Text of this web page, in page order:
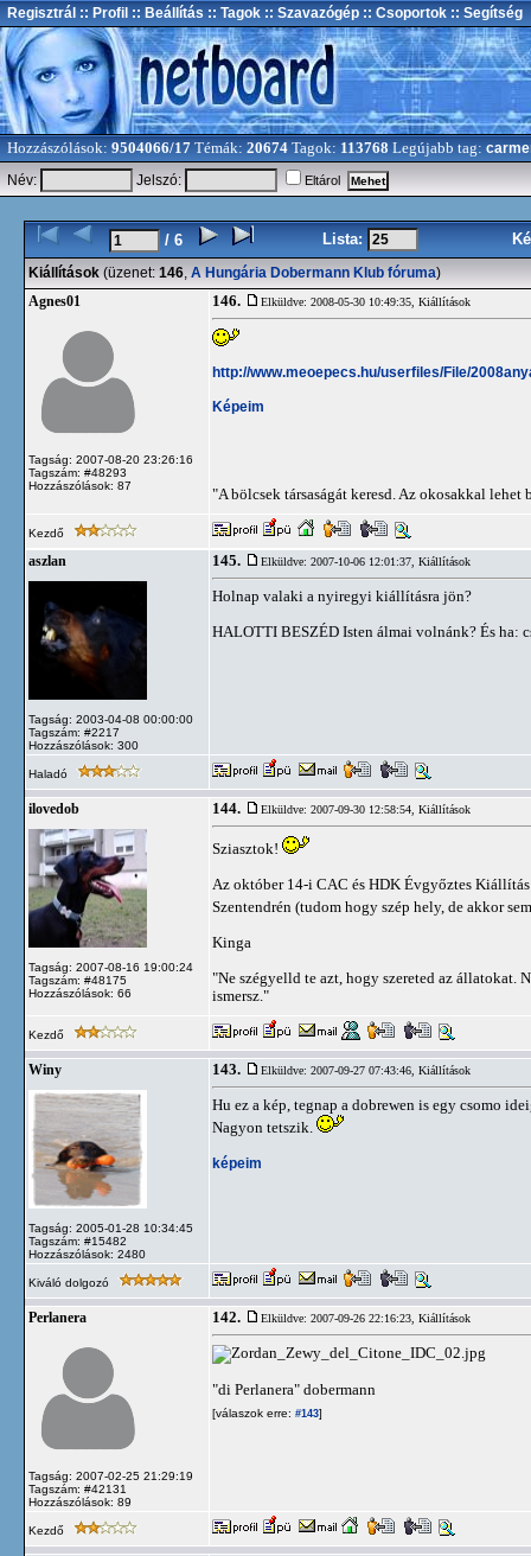
Regisztrál :: Profil :: Beállítás :: Tagok :: Szavazógép :: Csoportok :: Segítség
Hozzászólások: 9504066/17 Témák: 20674 Tagok: 113768 Legújabb tag:
Név:
Jelszó: Eltárol
/ 6 Lista:
Kiállítások (üzenet: 146, A Hungária Dobermann Klub fóruma)
Agnes01
Tagság: 2007-08-20 23:26:16
Tagszám: #48293
Hozzászólások: 87
146. Elküldve: 2008-05-30 10:49:35, Kiállítások
http://www.meoepecs.hu/userfiles/File/
Képeim
"A bölcsek társaságát keresd. Az okosakkal
Kezdő
aszlan
Tagság: 2003-04-08 00:00:00
Tagszám: #2217
Hozzászólások: 300
145. Elküldve: 2007-10-06 12:01:37, Kiállítások
Holnap valaki a nyiregyi kiállításra jön?
HALOTTI BESZÉD Isten álmai volnánk? És ha:
Haladó
ilovedob
Tagság: 2007-08-16 19:00:24
Tagszám: #48175
Hozzászólások: 66
144. Elküldve: 2007-09-30 12:58:54, Kiállítások
Sziasztok!
Az október 14-i CAC és HDK Évgyőztes
Szentendrén (tudom hogy szép hely, de akkor
Kinga
"Ne szégyelld te azt, hogy szereted az állatokat.
ismersz."
Kezdő
Winy
Tagság: 2005-01-28 10:34:45
Tagszám: #15482
Hozzászólások: 2480
143. Elküldve: 2007-09-27 07:43:46, Kiállítások
Hu ez a kép, tegnap a dobrewen is egy csomo
Nagyon tetszik.
képeim
Kiváló dolgozó
Perlanera
Tagság: 2007-02-25 21:29:19
Tagszám: #42131
Hozzászólások: 89
142. Elküldve: 2007-09-26 22:16:23, Kiállítások
"di Perlanera" dobermann
[válaszok erre: #143]
Kezdő